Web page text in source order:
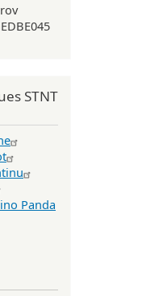
Records 2025)
STNT
Panda